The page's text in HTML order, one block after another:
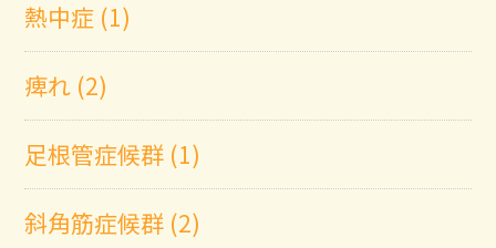
熱中症 (1)
痺れ (2)
足根管症候群 (1)
斜角筋症候群 (2)